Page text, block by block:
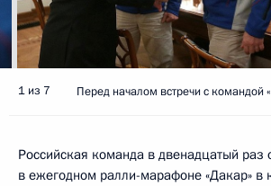
1 из 7 Перед началом встречи с командой
Российская команда в двенадцатый раз
в ежегодном ралли-марафоне «Дакар» в